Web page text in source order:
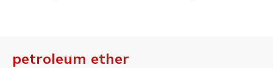
petroleum ether